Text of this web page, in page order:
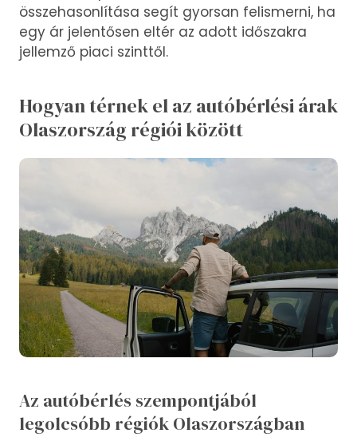
összehasonlítása segít gyorsan felismerni, ha
egy ár jelentősen eltér az adott időszakra
jellemző piaci szinttől.
Hogyan térnek el az autóbérlési árak
Olaszország régiói között
Az autóbérlés szempontjából
legolcsóbb régiók Olaszországban